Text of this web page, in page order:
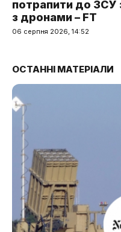
потрапити до ЗСУ
з дронами – FT
06 серпня 2026, 14:52
ОСТАННІ МАТЕРІАЛИ